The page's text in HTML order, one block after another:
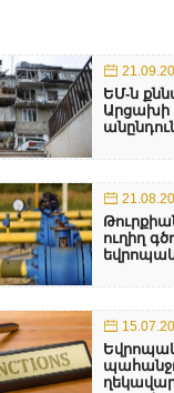
ԵՄ-ն
Արցախի
ուղիղ